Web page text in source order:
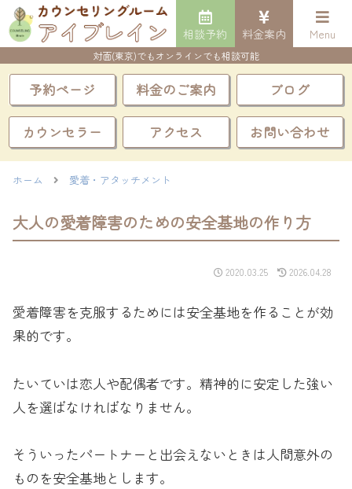
対面(東京)でもオンラインでも相談可能
予約ページ 料金のご案内 ブログ
カウンセラー アクセス お問い合わせ
ホーム 愛着・アタッチメント
大人の愛着障害のための安全基地の作り方
2020.03.25 2026.04.28
愛着障害を克服するためには安全基地を作ることが効
果的です。
たいていは恋人や配偶者です。精神的に安定した強い
人を選ばなければなりません。
そういったパートナーと出会えないときは人間意外の
ものを安全基地とします。
相談予約 料金案内 Menu